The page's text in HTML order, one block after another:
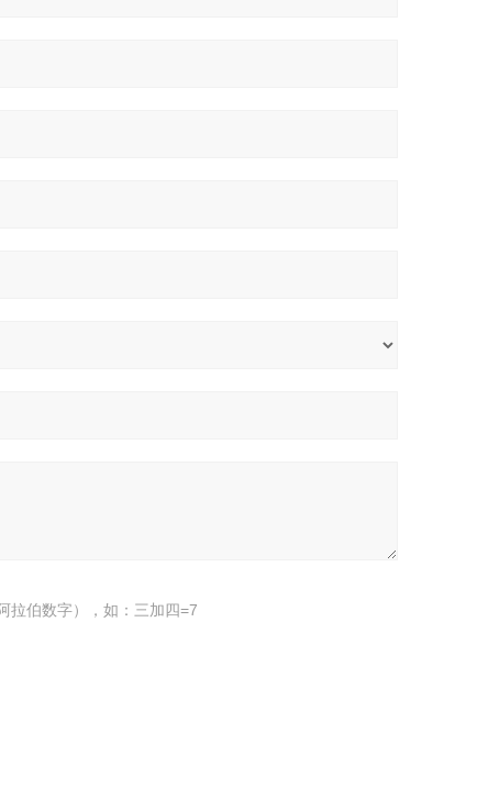
拉伯数字），如：三加四=7